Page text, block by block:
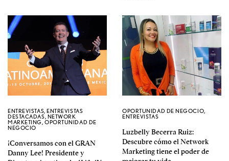
ENTREVISTAS,ENTREVISTAS
DESTACADAS, NETWORK
MARKETING,OPORTUNIDAD DE
NEGOCIO
¡Conversamos con el GRAN
Danny Lee! Presidente y
OPORTUNIDAD DE NEGOCIO,
ENTREVISTAS
Luzbelly Becerra Ruiz:
Descubre cómo el Network
Marketing tiene el poder de